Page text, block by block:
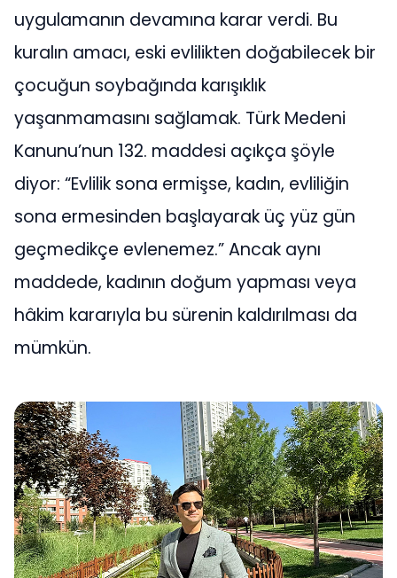
uygulamanın devamına karar verdi. Bu
kuralın amacı, eski evlilikten doğabilecek bir
çocuğun soybağında karışıklık
yaşanmamasını sağlamak. Türk Medeni
Kanunu’nun 132. maddesi açıkça şöyle
diyor: “Evlilik sona ermişse, kadın, evliliğin
sona ermesinden başlayarak üç yüz gün
geçmedikçe evlenemez.” Ancak aynı
maddede, kadının doğum yapması veya
hâkim kararıyla bu sürenin kaldırılması da
mümkün.